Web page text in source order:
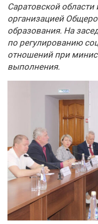
Саратовской области
организацией
образования. На
по регулированию
отношений при
выполнения.